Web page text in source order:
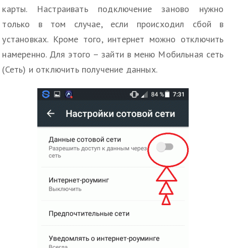
карты. Настраивать подключение заново нужно
только в том случае, если происходил сбой в
установках. Кроме того, интернет можно отключить
намеренно. Для этого – зайти в меню Мобильная сеть
(Сеть) и отключить получение данных.